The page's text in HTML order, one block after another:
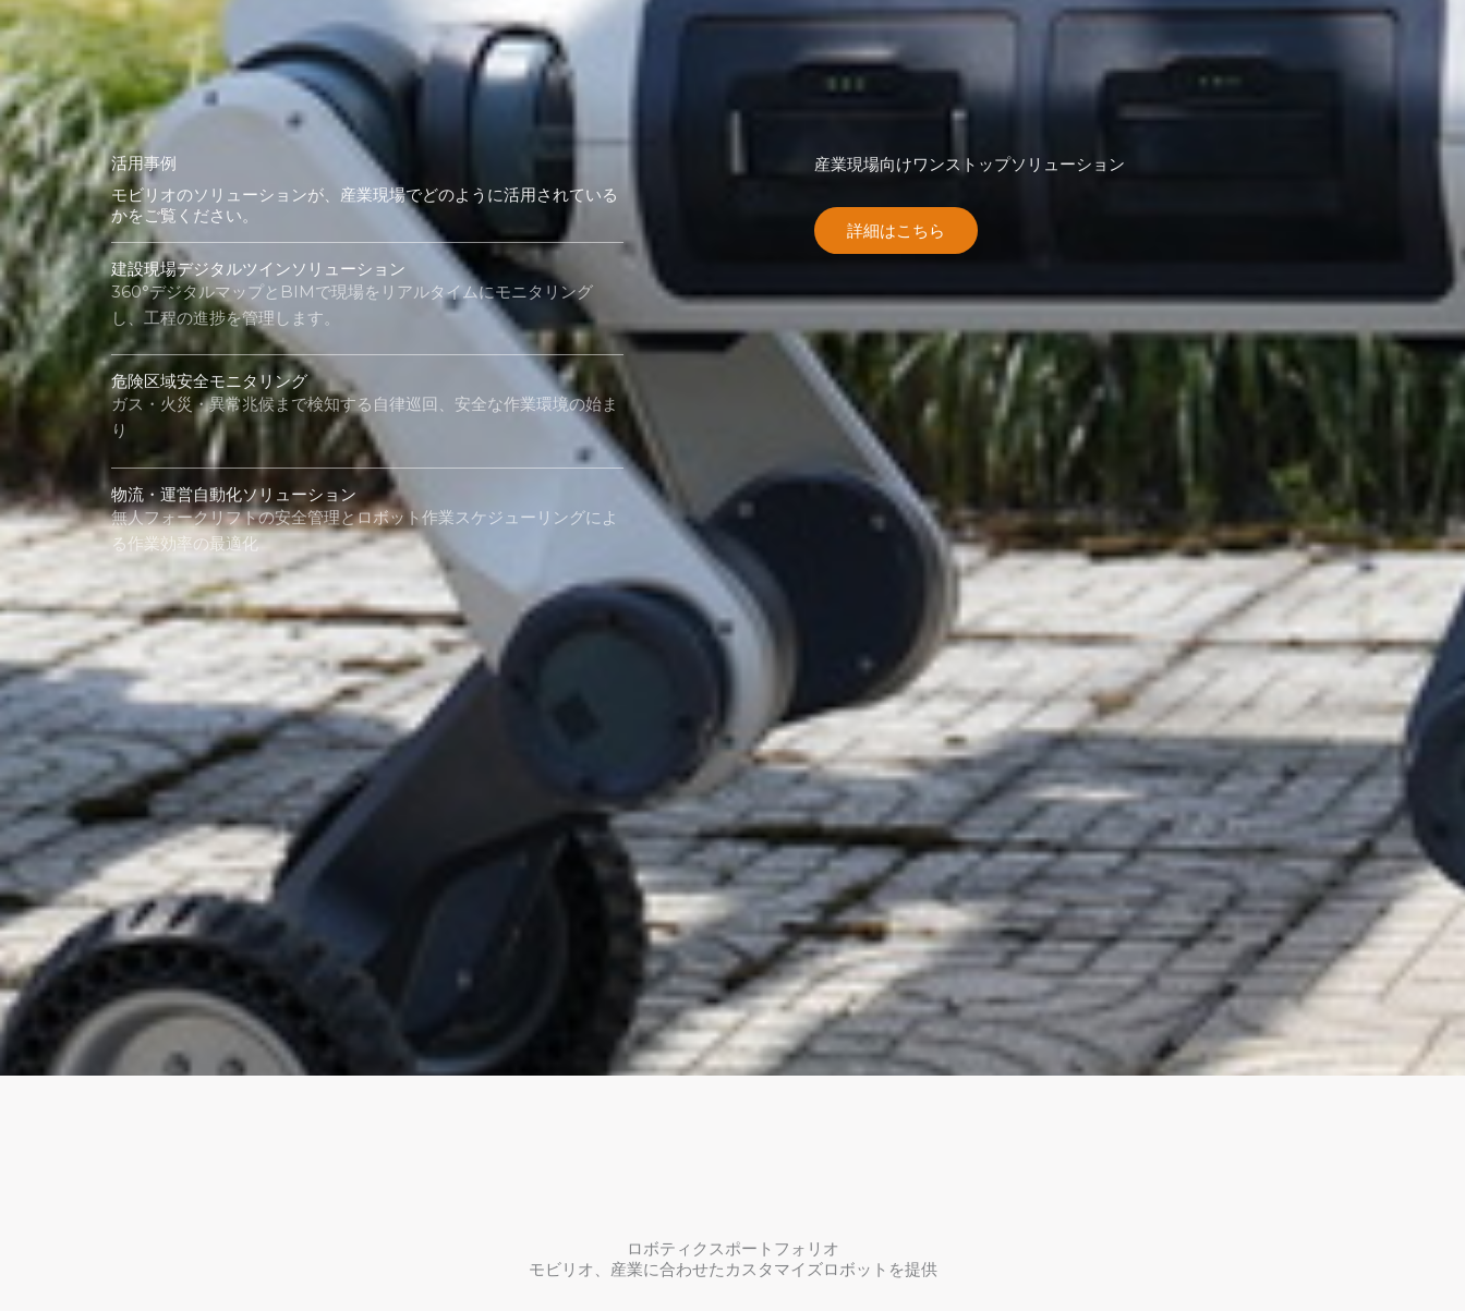
活用事例
モビリオのソリューションが、産業現場でどのように活用されている
かをご覧ください。
建設現場デジタルツインソリューション
360°デジタルマップとBIMで現場をリアルタイムにモニタリング
し、工程の進捗を管理します。
危険区域安全モニタリング
ガス・火災・異常兆候まで検知する自律巡回、安全な作業環境の始ま
り
物流・運営自動化ソリューション
無人フォークリフトの安全管理とロボット作業スケジューリングによ
る作業効率の最適化
産業現場向けワンストップソリューション
詳細はこちら
ロボティクスポートフォリオ
モビリオ、産業に合わせたカスタマイズロボットを提供